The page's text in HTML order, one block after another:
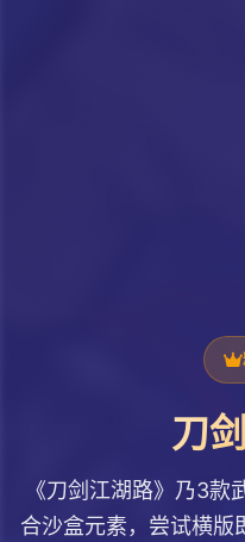
刀
《刀剑江湖路》乃3款
合沙盒元素，尝试横版